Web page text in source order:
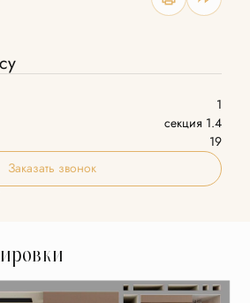
1
секция 1.4
19
Заказать звонок